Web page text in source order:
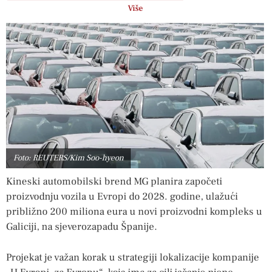
Više
Foto: REUTERS/Kim Soo-hyeon
Kineski automobilski brend MG planira započeti
proizvodnju vozila u Evropi do 2028. godine, ulažući
približno 200 miliona eura u novi proizvodni kompleks u
Galiciji, na sjeverozapadu Španije.
Projekat je važan korak u strategiji lokalizacije kompanije